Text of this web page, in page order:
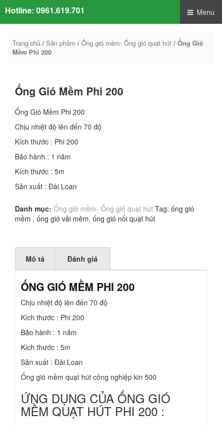
Hotline: 0961.619.701 Menu
Trang chủ / Sản phẩm / Ống gió mềm- Ống gió quạt hút / Ống Gió
Mềm Phi 200
Ống Gió Mềm Phi 200
Ống Gió Mềm Phi 200
Chịu nhiệt độ lên đến 70 độ
Kích thước : Phi 200
Bảo hành : 1 năm
Kích thước : 5m
Sản xuất : Đài Loan
Danh mục: Ống gió mềm- Ống gió quạt hút Tag: ống gió
mềm . ống gió vải mêm, ống gió nối quạt hút
Mô tả Đánh giá
ỐNG GIÓ MỀM PHI 200
Chịu nhiệt độ lên đến 70 độ
Kích thước : Phi 200
Bảo hành : 1 năm
Kích thước : 5m
Sản xuất : Đài Loan
Ống gió mềm quạt hút công nghiệp kin 500
ỨNG DỤNG CỦA ỐNG GIÓ
MỀM QUẠT HÚT PHI 200 :